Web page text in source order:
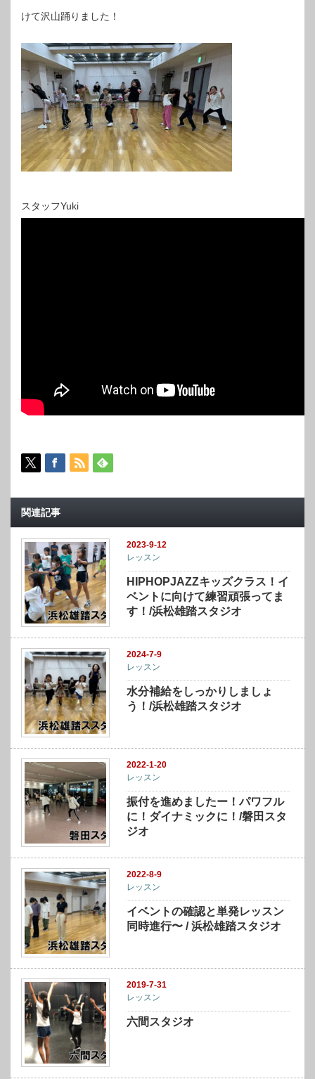
けて沢山踊りました！
スタッフYuki
関連記事
2023-9-12
レッスン
HIPHOPJAZZキッズクラス！イ
ベントに向けて練習頑張ってま
す！/浜松雄踏スタジオ
2024-7-9
レッスン
水分補給をしっかりしましょ
う！/浜松雄踏スタジオ
2022-1-20
レッスン
振付を進めましたー！パワフル
に！ダイナミックに！/磐田スタ
ジオ
2022-8-9
レッスン
イベントの確認と単発レッスン
同時進行〜 / 浜松雄踏スタジオ
2019-7-31
レッスン
六間スタジオ